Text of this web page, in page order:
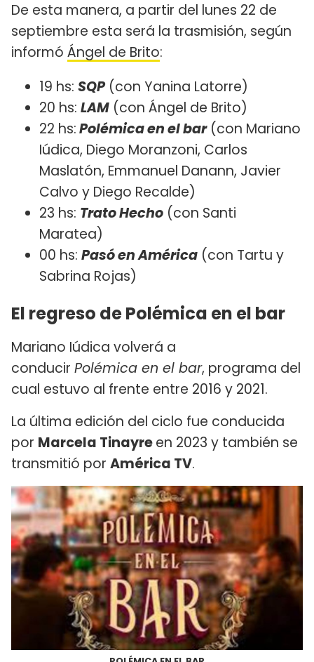
De esta manera, a partir del lunes 22 de
septiembre esta será la trasmisión, según
informó Ángel de Brito:
19 hs: SQP(con Yanina Latorre)
20 hs: LAM (con Ángel de Brito)
22 hs:Polémica en el bar(con Mariano
Iúdica, Diego Moranzoni, Carlos
Maslatón, Emmanuel Danann, Javier
Calvo y Diego Recalde)
23 hs: Trato Hecho (con Santi
Maratea)
00 hs: Pasó en América (con Tartu y
Sabrina Rojas)
El regreso de Polémica en el bar
Mariano Iúdica volverá a
conducir Polémica en el bar, programa del
cual estuvo al frente entre 2016 y 2021.
La última edición del ciclo fue conducida
por Marcela Tinayreen 2023 y también se
transmitió por América TV.